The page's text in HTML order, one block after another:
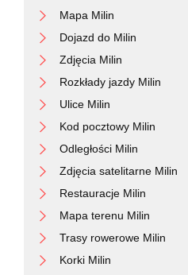
Mapa Milin
Dojazd do Milin
Zdjęcia Milin
Rozkłady jazdy Milin
Ulice Milin
Kod pocztowy Milin
Odległości Milin
Zdjęcia satelitarne Milin
Restauracje Milin
Mapa terenu Milin
Trasy rowerowe Milin
Korki Milin